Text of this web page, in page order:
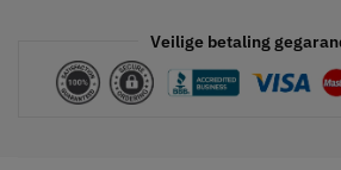
Veilige betaling